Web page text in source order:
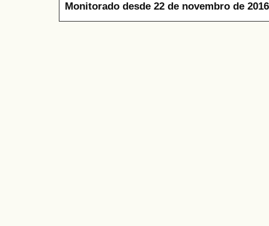
Monitorado desde 22 de novembro de